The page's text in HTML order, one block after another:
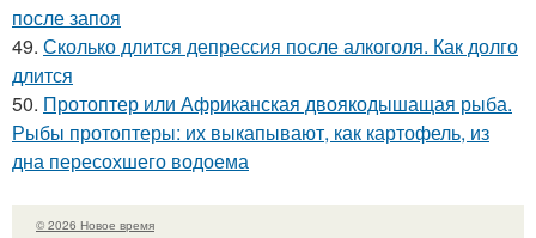
после запоя
49. Сколько длится депрессия после алкоголя. Как долго
длится
50. Протоптер или Африканская двоякодышащая рыба.
Рыбы протоптеры: их выкапывают, как картофель, из
дна пересохшего водоема
© 2026 Новое время